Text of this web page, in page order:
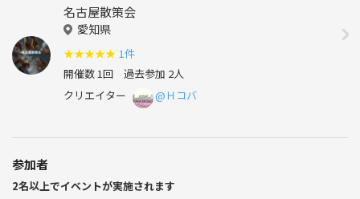
名古屋散策会
愛知県
★★★★★ 1件
開催数 1回 過去参加 2人
クリエイター
@Ｈコバ
参加者
2名以上でイベントが実施されます